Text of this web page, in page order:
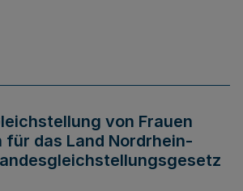
von Frauen
für das Land Nordrhein-